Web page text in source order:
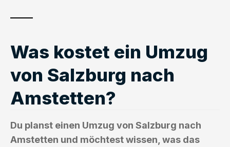
Was kostet ein Umzug
von Salzburg nach
Amstetten?
Du planst einen Umzug von Salzburg nach
Amstetten und möchtest wissen, was das